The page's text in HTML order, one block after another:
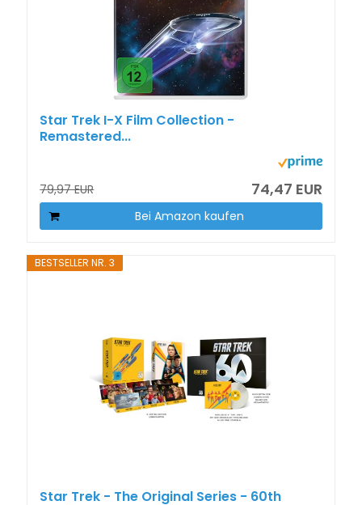
Star Trek I-X Film Collection -
Remastered...
79,97 EUR 74,47 EUR
Bei Amazon kaufen
BESTSELLER NR. 3
Star Trek - The Original Series - 60th